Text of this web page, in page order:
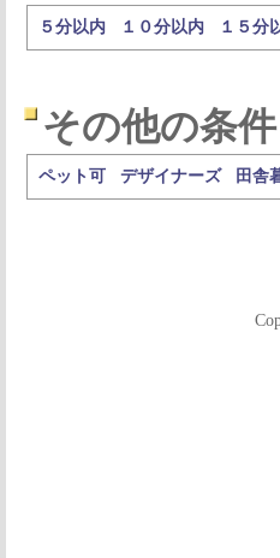
５分以内 １０分以内 １５分
その他の条件
ペット可 デザイナーズ 田舎